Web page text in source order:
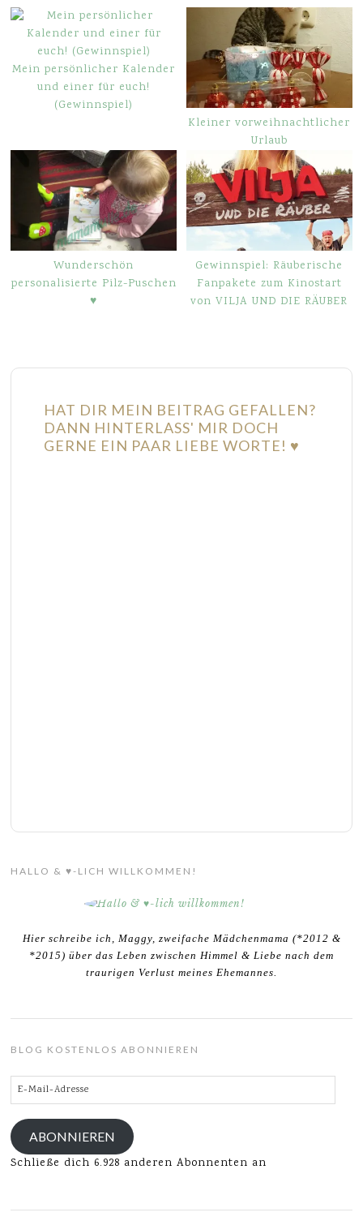
Mein persönlicher Kalender
und einer für euch!
(Gewinnspiel)
Kleiner vorweihnachtlicher
Urlaub
Wunderschön
personalisierte Pilz-Puschen
♥
Gewinnspiel: Räuberische
Fanpakete zum Kinostart
von VILJA UND DIE RÄUBER
HAT DIR MEIN BEITRAG GEFALLEN?
DANN HINTERLASS' MIR DOCH
GERNE EIN PAAR LIEBE WORTE! ♥
HALLO & ♥-LICH WILLKOMMEN!
Hier schreibe ich, Maggy, zweifache Mädchenmama (*2012 &
*2015) über das Leben zwischen Himmel & Liebe nach dem
traurigen Verlust meines Ehemannes.
BLOG KOSTENLOS ABONNIEREN
E-
Mail-
Adresse
ABONNIEREN
Schließe dich 6.928 anderen Abonnenten an